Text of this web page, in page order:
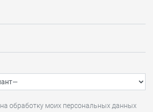
на обработку моих персональных данных